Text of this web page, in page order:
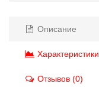
Описание
Характеристики
Отзывов (0)